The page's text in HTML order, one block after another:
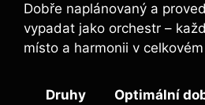
Dobře naplánovaný a
vypadat jako orchestr –
místo a harmonii v
Druhy
Optimální